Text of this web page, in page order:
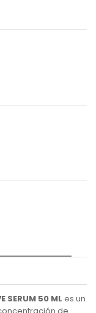
SERUM 50 ML es un